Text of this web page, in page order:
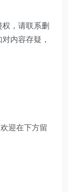
，请联系删
内容存疑，
迎在下方留